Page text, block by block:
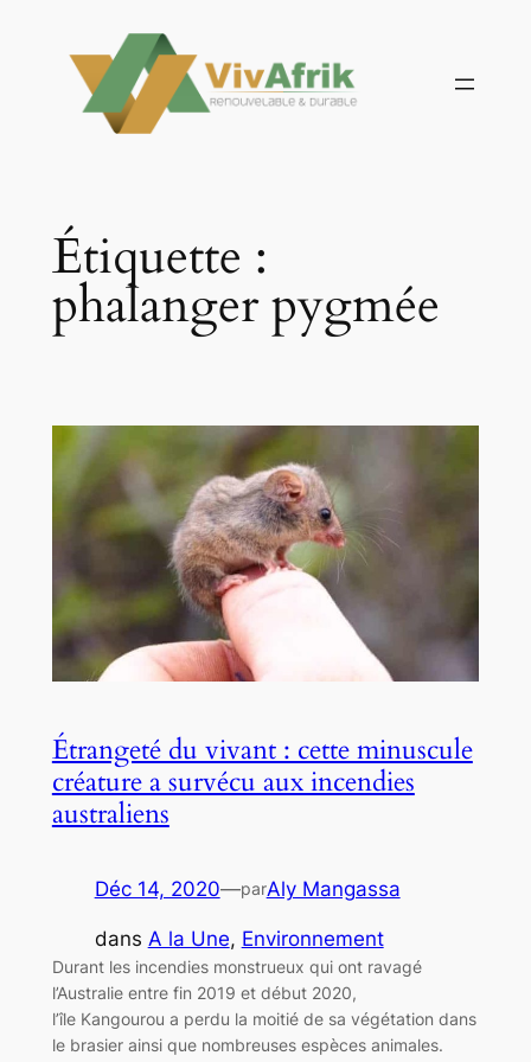
contenu
Étiquette :
phalanger pygmée
Étrangeté du vivant : cette minuscule
créature a survécu aux incendies
australiens
Déc 14, 2020—parAly Mangassa
dans A la Une, Environnement
Durant les incendies monstrueux qui ont ravagé
l’Australie entre fin 2019 et début 2020,
l’île Kangourou a perdu la moitié de sa végétation dans
le brasier ainsi que nombreuses espèces animales.